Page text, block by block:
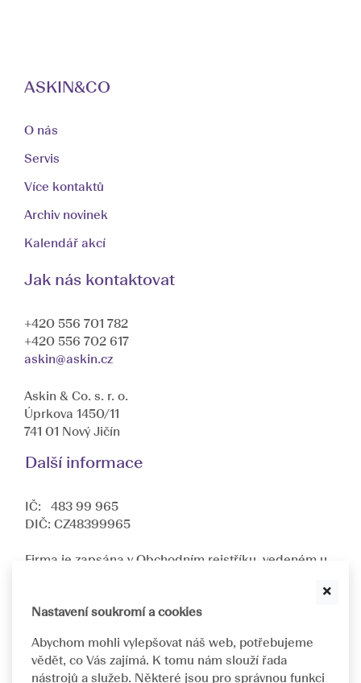
ASKIN&CO
O nás
Servis
Více kontaktů
Archiv novinek
Kalendář akcí
Jak nás kontaktovat
+420 556 701 782
+420 556 702 617
askin@askin.cz
Askin & Co. s. r. o.
Úprkova 1450/11
741 01 Nový Jičín
Další informace
IČ: 483 99 965
DIČ: CZ48399965
Firma je zapsána v Obchodním rejstříku, vedeném u
Jsme dceřinnou společností nadnárodní společnosti
ASKIN & CO GmbH.
Navrhujeme a implementujeme individuálně
přizpůsobená řešení pro oftalmologická pracoviště.
Nastavení soukromí a cookies
Abychom mohli vylepšovat náš web, potřebujeme
vědět, co Vás zajímá. K tomu nám slouží řada
nástrojů a služeb. Některé jsou pro správnou funkci